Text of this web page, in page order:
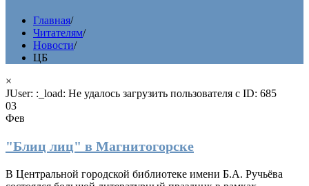
Главная/
Читателям/
Новости/
ЦБ
×
JUser: :_load: Не удалось загрузить пользователя с ID: 685
03
Фев
"Блиц лиц" в Магнитогорске
В Центральной городской библиотеке имени Б.А. Ручьёва